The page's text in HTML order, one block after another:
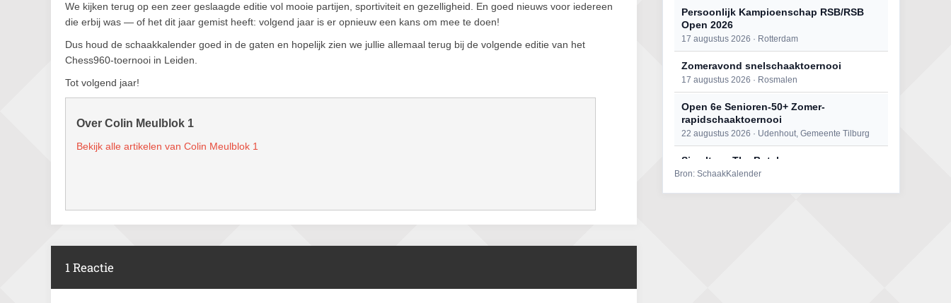
We kijken terug op een zeer geslaagde editie vol mooie partijen, sportiviteit en gezelligheid. En goed nieuws voor iedereen
die erbij was — of het dit jaar gemist heeft: volgend jaar is er opnieuw een kans om mee te doen!
Dus houd de schaakkalender goed in de gaten en hopelijk zien we jullie allemaal terug bij de volgende editie van het
Chess960-toernooi in Leiden.
Tot volgend jaar!
Over Colin Meulblok 1
Bekijk alle artikelen van Colin Meulblok 1
1 Reactie
Persoonlijk Kampioenschap RSB/RSB
Open 2026
17 augustus 2026 · Rotterdam
Zomeravond snelschaaktoernooi
17 augustus 2026 · Rosmalen
Open 6e Senioren-50+ Zomer-
rapidschaaktoernooi
22 augustus 2026 · Udenhout, Gemeente Tilburg
Simultaan The Butcher
22 augustus 2026 · Utrecht
Bron: SchaakKalender